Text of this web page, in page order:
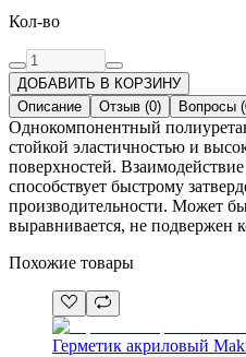
Кол-во
ДОБАВИТЬ В КОРЗИНУ
Описание
Отзыв (0) Вопросы (
Однокомпонентный
стойкой эластичностью и
поверхностей.
способствует быстрому
производительности. Может
выравнивается, не подвержен
Похожие товары
Герметик акриловый